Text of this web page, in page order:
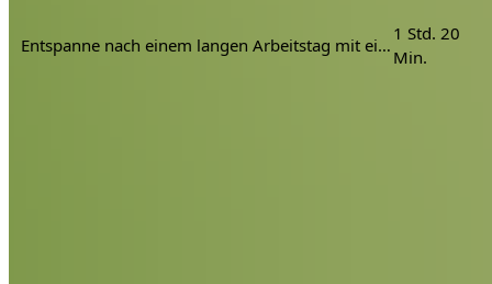
Entspanne nach einem langen Arbeitstag mit einer Runde Yin Yoga.
1 Std. 20
Min.